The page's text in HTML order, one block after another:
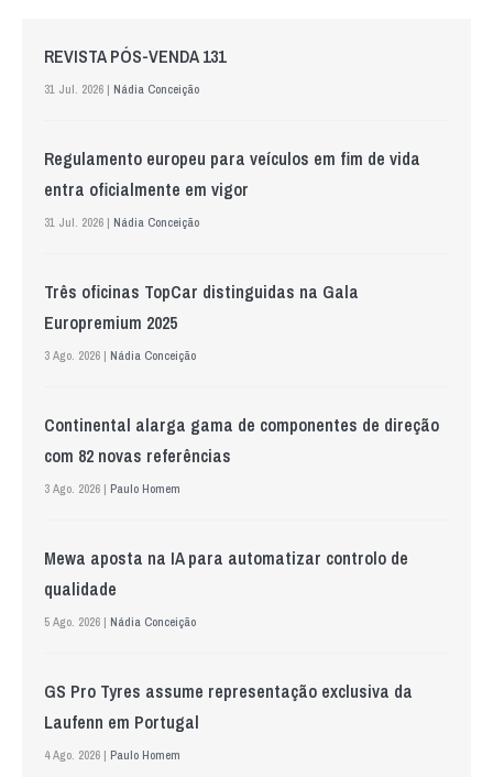
REVISTA PÓS-VENDA 131
31 Jul. 2026 | Nádia Conceição
Regulamento europeu para veículos em fim de vida
entra oficialmente em vigor
31 Jul. 2026 | Nádia Conceição
Três oficinas TopCar distinguidas na Gala
Europremium 2025
3 Ago. 2026 | Nádia Conceição
Continental alarga gama de componentes de direção
com 82 novas referências
3 Ago. 2026 | Paulo Homem
Mewa aposta na IA para automatizar controlo de
qualidade
5 Ago. 2026 | Nádia Conceição
GS Pro Tyres assume representação exclusiva da
Laufenn em Portugal
4 Ago. 2026 | Paulo Homem